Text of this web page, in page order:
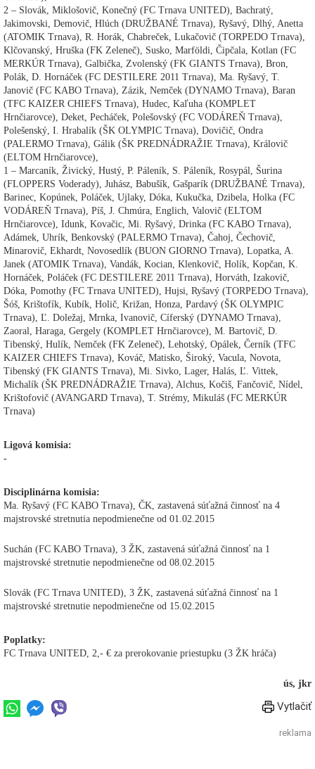
2 – Slovák, Miklošovič, Konečný (FC Trnava UNITED), Bachratý,
Jakimovski, Demovič, Hlúch (DRUŽBANÉ Trnava), Ryšavý, Dlhý, Anetta
(ATOMIK Trnava), R. Horák, Chabreček, Lukačovič (TORPEDO Trnava),
Klčovanský, Hruška (FK Zeleneč), Susko, Marföldi, Čipčala, Kotlan (FC
MERKÚR Trnava), Galbička, Zvolenský (FK GIANTS Trnava), Bron,
Polák, D. Hornáček (FC DESTILERE 2011 Trnava), Ma. Ryšavý, T.
Janovič (FC KABO Trnava), Zázik, Nemček (DYNAMO Trnava), Baran
(TFC KAIZER CHIEFS Trnava), Hudec, Kaľuha (KOMPLET
Hrnčiarovce), Deket, Pecháček, Polešovský (FC VODÁREŇ Trnava),
Polešenský, I. Hrabalík (ŠK OLYMPIC Trnava), Dovičič, Ondra
(PALERMO Trnava), Gálik (ŠK PREDNÁDRAŽIE Trnava), Královič
(ELTOM Hrnčiarovce),
1 – Marcaník, Živický, Hustý, P. Páleník, S. Páleník, Rosypál, Šurina
(FLOPPERS Voderady), Juhász, Babušík, Gašparík (DRUŽBANÉ Trnava),
Barinec, Kopúnek, Poláček, Ujlaky, Dóka, Kukučka, Dzibela, Holka (FC
VODÁREŇ Trnava), Píš, J. Chmúra, Englich, Valovič (ELTOM
Hrnčiarovce), Idunk, Kovačic, Mi. Ryšavý, Drinka (FC KABO Trnava),
Adámek, Uhrík, Benkovský (PALERMO Trnava), Čahoj, Čechovič,
Minarovič, Ekhardt, Novosedlík (BUON GIORNO Trnava), Lopatka, A.
Janek (ATOMIK Trnava), Vandák, Kocian, Klenkovič, Holík, Kopčan, K.
Hornáček, Poláček (FC DESTILERE 2011 Trnava), Horváth, Izakovič,
Dóka, Pomothy (FC Trnava UNITED), Hujsi, Ryšavý (TORPEDO Trnava),
Šóš, Krištofík, Kubík, Holič, Križan, Honza, Pardavý (ŠK OLYMPIC
Trnava), Ľ. Doležaj, Mrnka, Ivanovič, Cíferský (DYNAMO Trnava),
Zaoral, Haraga, Gergely (KOMPLET Hrnčiarovce), M. Bartovič, D.
Tibenský, Hulík, Nemček (FK Zeleneč), Lehotský, Opálek, Černík (TFC
KAIZER CHIEFS Trnava), Kováč, Matisko, Široký, Vacula, Novota,
Tibenský (FK GIANTS Trnava), Mi. Sivko, Lager, Halás, Ľ. Vittek,
Michalík (ŠK PREDNÁDRAŽIE Trnava), Alchus, Kočiš, Fančovič, Nídel,
Krištofovič (AVANGARD Trnava), T. Strémy, Mikuláš (FC MERKÚR
Trnava)
Ligová komisia:
-
Disciplinárna komisia:
Ma. Ryšavý (FC KABO Trnava), ČK, zastavená súťažná činnosť na 4
majstrovské stretnutia nepodmienečne od 01.02.2015
Suchán (FC KABO Trnava), 3 ŽK, zastavená súťažná činnosť na 1
majstrovské stretnutie nepodmienečne od 08.02.2015
Slovák (FC Trnava UNITED), 3 ŽK, zastavená súťažná činnosť na 1
majstrovské stretnutie nepodmienečne od 15.02.2015
Poplatky:
FC Trnava UNITED, 2,- € za prerokovanie priestupku (3 ŽK hráča)
ús, jkr
Vytlačiť
reklama